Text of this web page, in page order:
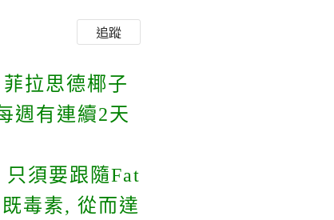
追蹤
拉思德椰子
週有連續2天
須要跟隨Fat
毒素, 從而達